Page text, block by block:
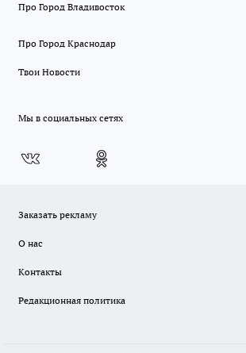
Про Город Владивосток
Про Город Краснодар
Твои Новости
Мы в социальных сетях
Заказать рекламу
О нас
Контакты
Редакционная политика